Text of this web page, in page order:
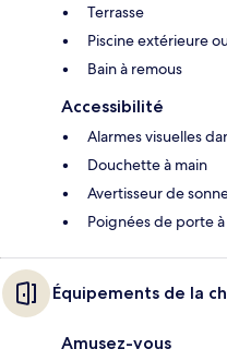
Terrasse
Piscine extérieure
Bain à remous
Accessibilité
Alarmes visuelles
Douchette à main
Avertisseur de
Poignées de porte
Équipements de la
Amusez-vous